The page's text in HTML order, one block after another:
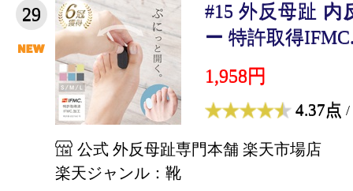
29
#15 外反母趾
ー 特許取得
1,958円
4.37点 /
公式 外反母趾専門本舗 楽天市場店
楽天ジャンル：靴